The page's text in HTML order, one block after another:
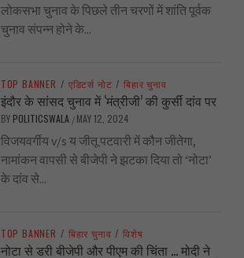
लोकसभा चुनाव के पिछले तीन चरणों में शांति पूर्वक
चुनाव संपन्न होने के...
TOP BANNER / एडिटर्स नोट / बिहार चुनाव
इंदौर के सांसद चुनाव में ‘मंत्रीजी’ की कुर्सी दांव पर
BY POLITICSWALA / MAY 12, 2024
विजयवर्गीय v/s य जीतू पटवारी में कौन जीतेगा,
नामांकन वापसी से बीजेपी ने झटका दिया तो ‘नोटा’
के दांव से...
TOP BANNER / बिहार चुनाव / विशेष
नोटा से डरी बीजेपी और पीएम की चिंता … मोदी ने